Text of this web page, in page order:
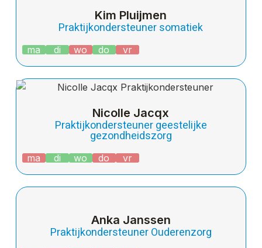
Kim Pluijmen
Praktijkondersteuner somatiek
ma di wo do vr
Nicolle Jacqx
Praktijkondersteuner geestelijke
gezondheidszorg
ma di wo do vr
Anka Janssen
Praktijkondersteuner Ouderenzorg